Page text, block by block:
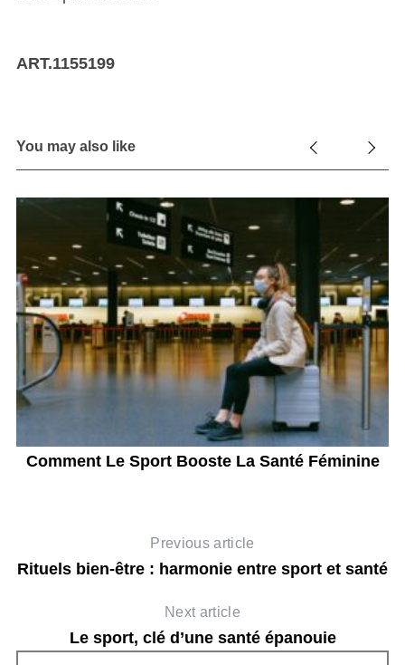
ART.1155199
You may also like
Comment Le Sport Booste La Santé Féminine
Previous article
Rituels bien-être : harmonie entre sport et santé
Next article
Le sport, clé d’une santé épanouie